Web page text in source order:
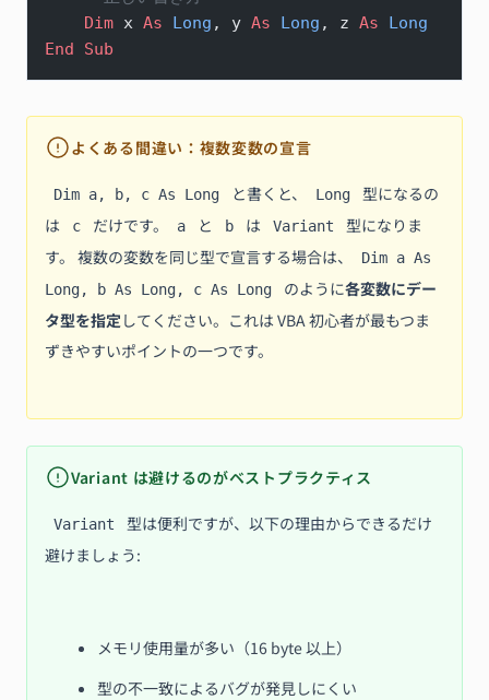
    Dim
x As Long , y As Long , z As Long
End Sub
よくある間違い：複数変数の宣言
Dim a, b, c As Long と書くと、 Long
型になるの
は
c だけです。 a と b は Variant
型になりま
す。 複数の変数を同じ型で宣言する場合は、
Dim a As
Long, b As Long, c As Long
のように各変数にデー
タ型を指定してください。これは VBA 初心者が最もつま
ずきやすいポイントの一つです。
Variant は避けるのがベストプラクティス
Variant
型は便利ですが、以下の理由からできるだけ
避けましょう:
メモリ使用量が多い（16 byte 以上）
型の不一致によるバグが発見しにくい